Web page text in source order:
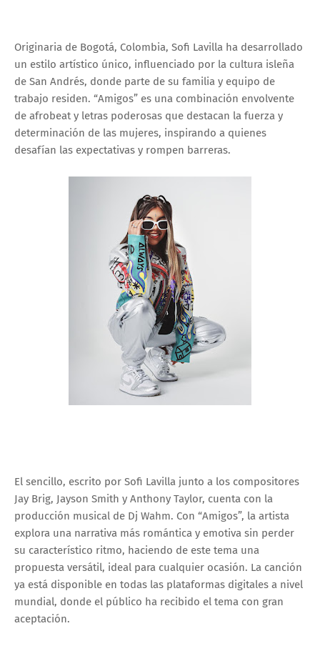
Originaria de Bogotá, Colombia, Sofi Lavilla ha desarrollado
un estilo artístico único, influenciado por la cultura isleña
de San Andrés, donde parte de su familia y equipo de
trabajo residen. “Amigos” es una combinación envolvente
de afrobeat y letras poderosas que destacan la fuerza y
determinación de las mujeres, inspirando a quienes
desafían las expectativas y rompen barreras.
El sencillo, escrito por Sofi Lavilla junto a los compositores
Jay Brig, Jayson Smith y Anthony Taylor, cuenta con la
producción musical de Dj Wahm. Con “Amigos”, la artista
explora una narrativa más romántica y emotiva sin perder
su característico ritmo, haciendo de este tema una
propuesta versátil, ideal para cualquier ocasión. La canción
ya está disponible en todas las plataformas digitales a nivel
mundial, donde el público ha recibido el tema con gran
aceptación.